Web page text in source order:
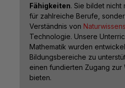
Fähigkeiten. Sie bildet nicht
für zahlreiche Berufe,
Verständnis von
Technologie. Unsere
Mathematik wurden
Bildungsbereiche zu
einen fundierten Zugang zur
bieten.